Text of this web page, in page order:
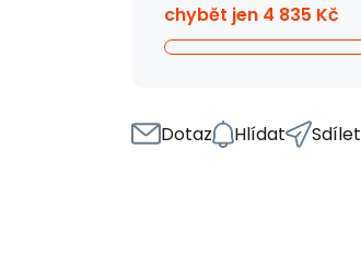
chybět jen 4 835 Kč
Dotaz Hlídat Sdílet